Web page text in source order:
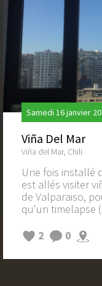
Samedi 16 janvier
Viña Del Mar
Viña del Mar, Chili
Une fois installé
est allés visiter
de Valparaiso,
qu'un timelapse
2
0